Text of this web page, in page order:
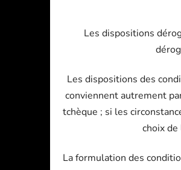
Les dispositions
Les dispositions des
conviennent autrement
tchèque ; si les
choix
La formulation des